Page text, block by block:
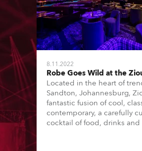
8.11.2022
Robe Goes Wild at the
Located in the heart of
Sandton, Johannesburg,
fantastic fusion of cool,
contemporary, a carefully
cocktail of food, drinks and